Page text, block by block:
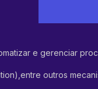
e gerenciar
entre outros